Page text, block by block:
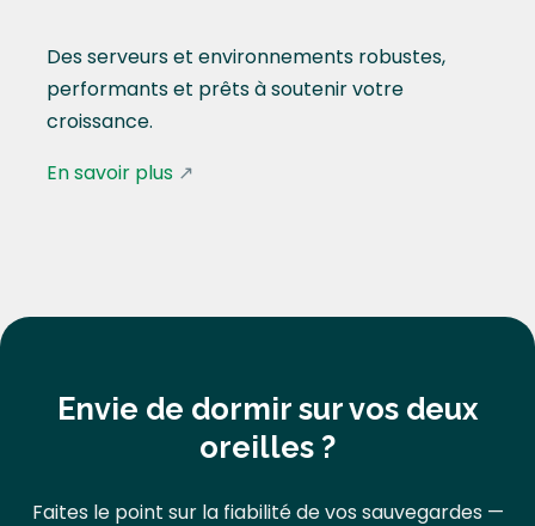
Des serveurs et environnements robustes,
performants et prêts à soutenir votre
croissance.
En savoir plus ↗︎
Envie de dormir sur vos deux
oreilles ?
Faites le point sur la fiabilité de vos sauvegardes —